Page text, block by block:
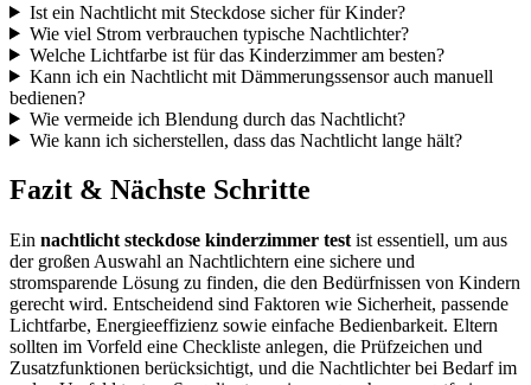
Ist ein Nachtlicht mit Steckdose sicher für Kinder?
Wie viel Strom verbrauchen typische Nachtlichter?
Welche Lichtfarbe ist für das Kinderzimmer am besten?
Kann ich ein Nachtlicht mit Dämmerungssensor auch manuell
bedienen?
Wie vermeide ich Blendung durch das Nachtlicht?
Wie kann ich sicherstellen, dass das Nachtlicht lange hält?
Fazit & Nächste Schritte
Ein nachtlicht steckdose kinderzimmer test ist essentiell, um aus
der großen Auswahl an Nachtlichtern eine sichere und
stromsparende Lösung zu finden, die den Bedürfnissen von Kindern
gerecht wird. Entscheidend sind Faktoren wie Sicherheit, passende
Lichtfarbe, Energieeffizienz sowie einfache Bedienbarkeit. Eltern
sollten im Vorfeld eine Checkliste anlegen, die Prüfzeichen und
Zusatzfunktionen berücksichtigt, und die Nachtlichter bei Bedarf im